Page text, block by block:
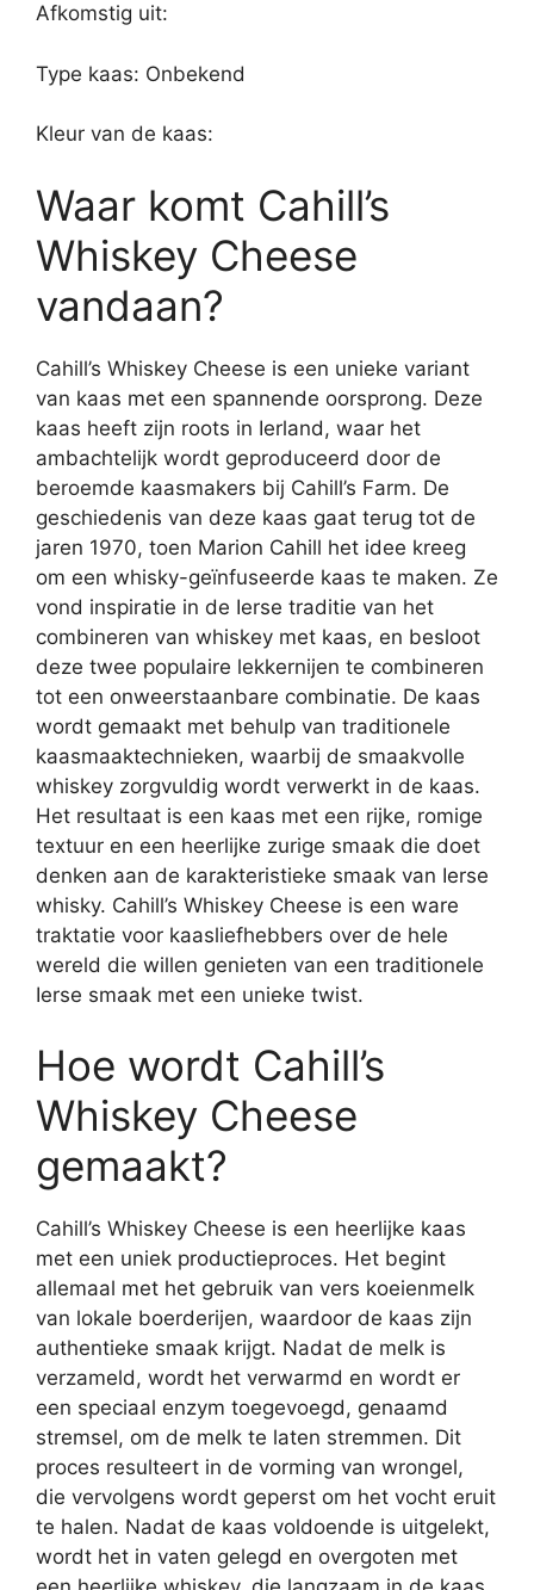
Afkomstig uit:
Type kaas: Onbekend
Kleur van de kaas:
Waar komt Cahill’s
Whiskey Cheese
vandaan?
Cahill’s Whiskey Cheese is een unieke variant
van kaas met een spannende oorsprong. Deze
kaas heeft zijn roots in Ierland, waar het
ambachtelijk wordt geproduceerd door de
beroemde kaasmakers bij Cahill’s Farm. De
geschiedenis van deze kaas gaat terug tot de
jaren 1970, toen Marion Cahill het idee kreeg
om een whisky-geïnfuseerde kaas te maken. Ze
vond inspiratie in de Ierse traditie van het
combineren van whiskey met kaas, en besloot
deze twee populaire lekkernijen te combineren
tot een onweerstaanbare combinatie. De kaas
wordt gemaakt met behulp van traditionele
kaasmaaktechnieken, waarbij de smaakvolle
whiskey zorgvuldig wordt verwerkt in de kaas.
Het resultaat is een kaas met een rijke, romige
textuur en een heerlijke zurige smaak die doet
denken aan de karakteristieke smaak van Ierse
whisky. Cahill’s Whiskey Cheese is een ware
traktatie voor kaasliefhebbers over de hele
wereld die willen genieten van een traditionele
Ierse smaak met een unieke twist.
Hoe wordt Cahill’s
Whiskey Cheese
gemaakt?
Cahill’s Whiskey Cheese is een heerlijke kaas
met een uniek productieproces. Het begint
allemaal met het gebruik van vers koeienmelk
van lokale boerderijen, waardoor de kaas zijn
authentieke smaak krijgt. Nadat de melk is
verzameld, wordt het verwarmd en wordt er
een speciaal enzym toegevoegd, genaamd
stremsel, om de melk te laten stremmen. Dit
proces resulteert in de vorming van wrongel,
die vervolgens wordt geperst om het vocht eruit
te halen. Nadat de kaas voldoende is uitgelekt,
wordt het in vaten gelegd en overgoten met